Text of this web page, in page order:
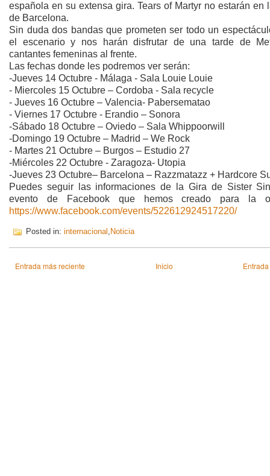
española en su extensa gira. Tears of Martyr no estarán en
de Barcelona.
Sin duda dos bandas que prometen ser todo un
el escenario y nos harán disfrutar de una tarde de
cantantes femeninas al frente.
Las fechas donde les podremos ver serán:
-Jueves 14 Octubre - Málaga - Sala Louie Louie
- Miercoles 15 Octubre – Cordoba - Sala recycle
- Jueves 16 Octubre – Valencia- Pabersematao
- Viernes 17 Octubre - Erandio – Sonora
-Sábado 18 Octubre – Oviedo – Sala Whippoorwill
-Domingo 19 Octubre – Madrid – We Rock
- Martes 21 Octubre – Burgos – Estudio 27
-Miércoles 22 Octubre - Zaragoza- Utopia
-Jueves 23 Octubre– Barcelona – Razzmatazz + Hardcore
Puedes seguir las informaciones de la Gira de Sister
evento de Facebook que hemos creado para la
https://www.facebook.com/events/522612924517220/
Posted in: internacional , Noticia
Entrada más reciente Inicio